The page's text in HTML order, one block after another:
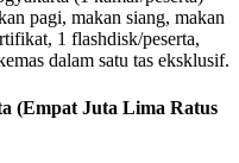
pagi, makan siang, makan
1 flashdisk/peserta,
dalam satu tas eksklusif.
Juta Lima Ratus